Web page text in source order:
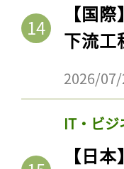
【国
下流工
2026/
IT・ビ
【日